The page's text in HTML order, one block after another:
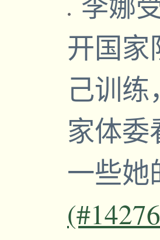
开国家
己训
家体委
一些